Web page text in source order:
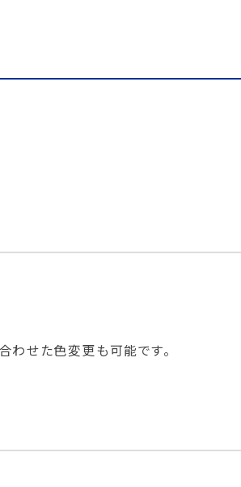
わせた色変更も可能です。